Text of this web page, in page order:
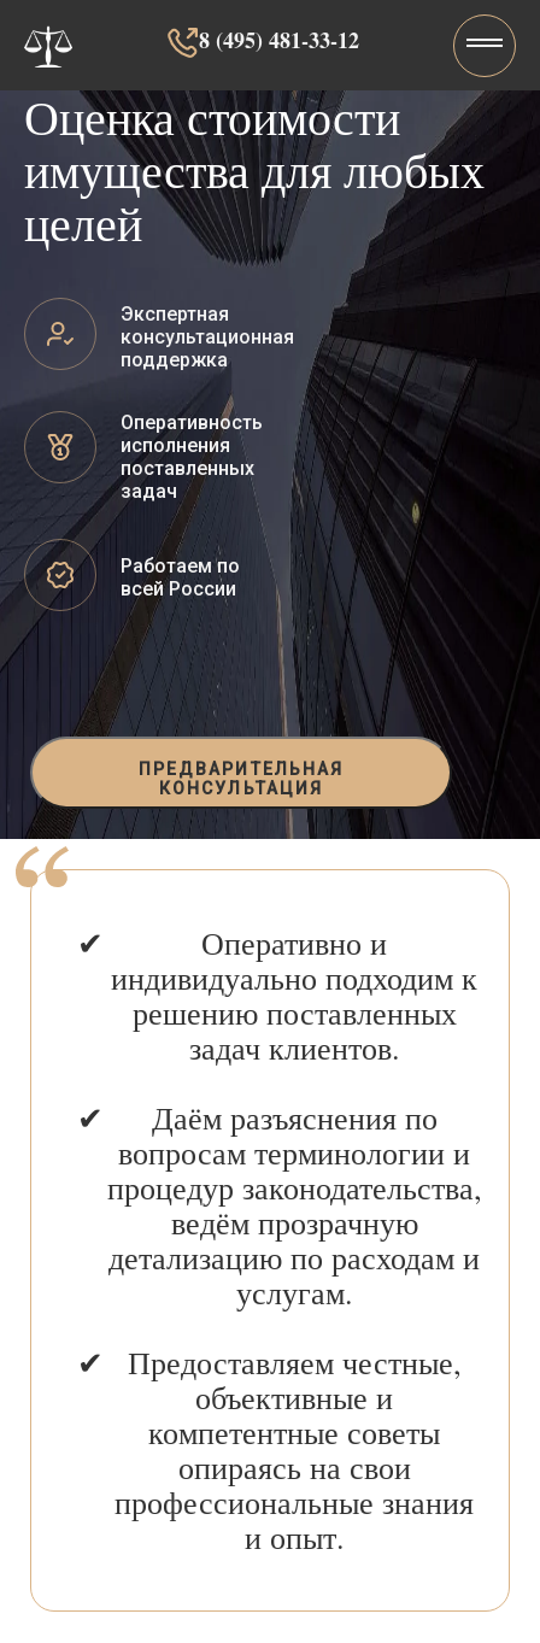
8 (495) 481-33-12‬‬
Оценка стоимости
имущества для любых
целей
Экспертная
консультационная
поддержка
Оперативность
исполнения
поставленных
задач
Работаем по
всей России
ПРЕДВАРИТЕЛЬНАЯ
КОНСУЛЬТАЦИЯ
Оперативно и
индивидуально подходим к
решению поставленных
задач клиентов.
Даём разъяснения по
вопросам терминологии и
процедур законодательства,
ведём прозрачную
детализацию по расходам и
услугам.
Предоставляем честные,
объективные и
компетентные советы
опираясь на свои
профессиональные знания
и опыт.